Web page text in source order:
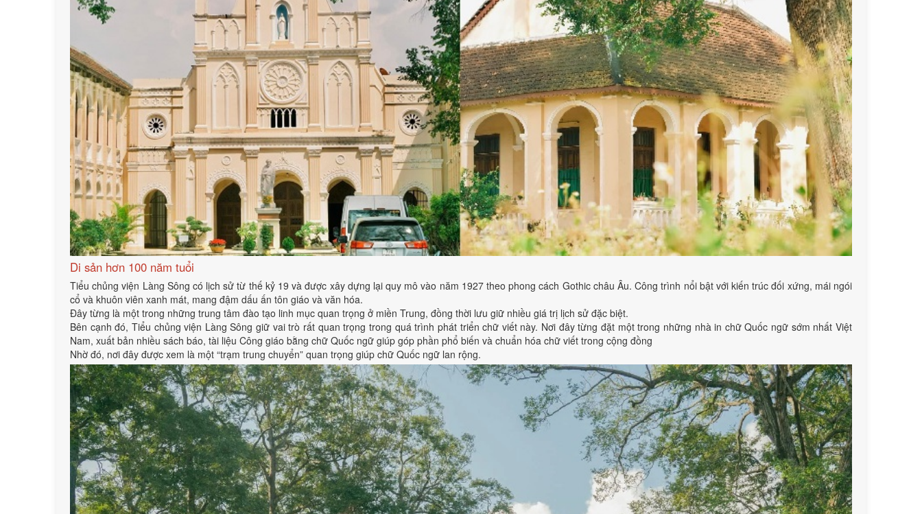
Di sản hơn 100 năm tuổi
Tiểu chủng viện Làng Sông có lịch sử từ thế kỷ 19 và được xây dựng lại quy mô vào năm 1927 theo phong cách Gothic châu Âu. Công trình nổi bật với kiến trúc đối xứng, mái ngói
cổ và khuôn viên xanh mát, mang đậm dấu ấn tôn giáo và văn hóa.
Đây từng là một trong những trung tâm đào tạo linh mục quan trọng ở miền Trung, đồng thời lưu giữ nhiều giá trị lịch sử đặc biệt.
Bên cạnh đó, Tiểu chủng viện Làng Sông giữ vai trò rất quan trọng trong quá trình phát triển chữ viết này. Nơi đây từng đặt một trong những nhà in chữ Quốc ngữ sớm nhất Việt
Nam, xuất bản nhiều sách báo, tài liệu Công giáo bằng chữ Quốc ngữ giúp góp phần phổ biến và chuẩn hóa chữ viết trong cộng đồng
Nhờ đó, nơi đây được xem là một “trạm trung chuyển” quan trọng giúp chữ Quốc ngữ lan rộng.